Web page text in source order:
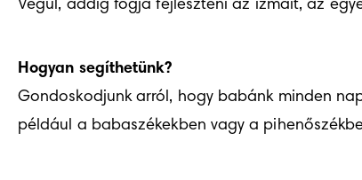
Végül, addig fogja fejleszteni az izmait, az
Hogyan segíthetünk?
Gondoskodjunk arról, hogy babánk minden
például a babaszékekben vagy a